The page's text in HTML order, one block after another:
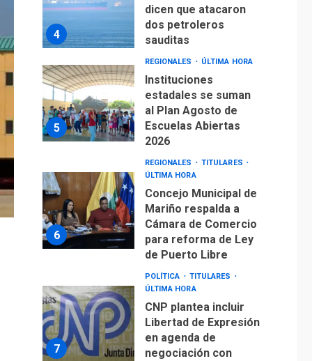
4
dicen que atacaron
dos petroleros
sauditas
5
REGIONALES ÚLTIMA HORA
Instituciones
estadales se suman
al Plan Agosto de
Escuelas Abiertas
2026
6
REGIONALES
TITULARES
ÚLTIMA HORA
Concejo Municipal de
Mariño respalda a
Cámara de Comercio
para reforma de Ley
de Puerto Libre
7
POLÍTICA
TITULARES
ÚLTIMA HORA
CNP plantea incluir
Libertad de Expresión
en agenda de
negociación con